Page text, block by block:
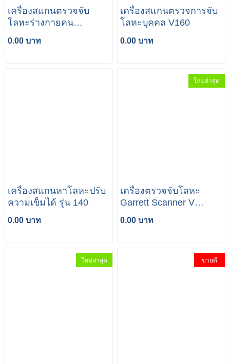
เครื่องสแกนตรวจจับ
โลหะร่างกายคน
0.00 บาท
เครื่องสแกนตรวจการจับ
โลหะบุคคล V160
0.00 บาท
เครื่องสแกนหาโลหะปรับ
ความเข็มได้ รุ่น 140
0.00 บาท
ใหม่ล่าสุด
เครื่องตรวจจับโลหะ
Garrett Scanner V
0.00 บาท
ใหม่ล่าสุด ขายดี